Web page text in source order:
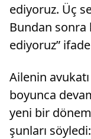
ediyoruz. Üç
Bundan
ediyoruz”
Ailenin
boyunca
yeni bir
şunları söyledi: